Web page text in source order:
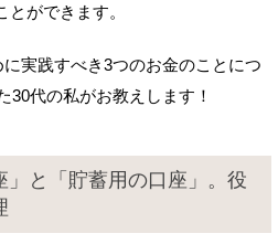
ができます。
実践すべき3つのお金のことにつ
30代の私がお教えします！
」と「貯蓄用の口座」。役